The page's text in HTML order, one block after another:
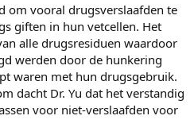
om vooral drugsverslaafden te
giften in hun vetcellen. Het
alle drugsresiduen waardoor
werden door de hunkering
waren met hun drugsgebruik.
dacht Dr. Yu dat het verstandig
voor niet-verslaafden voor